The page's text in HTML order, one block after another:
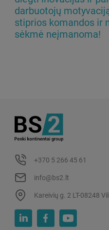
darbuotojų
stiprios komandos ir
sėkmė neįmanoma!
+370 5 266 45 61
info@bs2.lt
Kareivių g. 2 LT-08248